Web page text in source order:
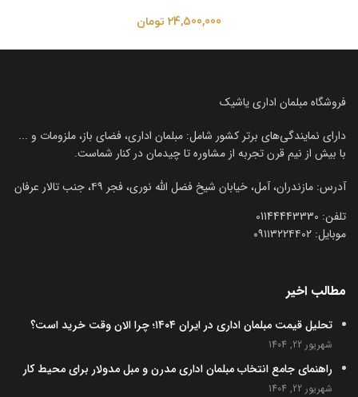
24,500,000 تومان
فروشگاه مبلمان اداری یاشیک
دارای نمایندگی‌های برتر کشور شامل: مبلمان اداری، فضای باز، ملزومات و ...
با بیش از نیم قرن تجربه از مشاوره تا چیدمان در کنار شماست.
آدرس: مازندران، آمل، خیابان شیخ فضل الله نوری، فجر ۴۹، جنب تالار عرفان
تلفن:‌ 01144443330
موبایل:‌ ۰۹۱۱۳۲۲۴۴۰۲
مطالب اخیر
تحلیل قیمت مبلمان اداری در ایران ۱۴۰۴؛ چرا الان وقت خرید است؟
شهریور 22, 1404
راهنمای جامع انتخاب مبلمان اداری مدرن و مبل مدولار برای محیط کار
شهریور 22, 1404